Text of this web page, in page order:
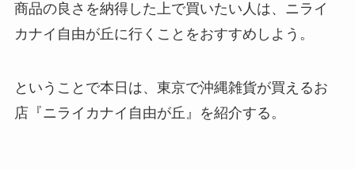
商品の良さを納得した上で買いたい人は、ニライ
カナイ自由が丘に行くことをおすすめしよう。
ということで本日は、東京で沖縄雑貨が買えるお
店『ニライカナイ自由が丘』を紹介する。